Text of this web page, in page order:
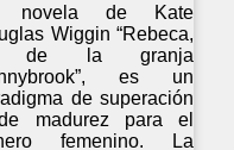
novela de Kate
Wiggin “Rebeca,
de la granja
es un
de superación
madurez para el
femenino. La